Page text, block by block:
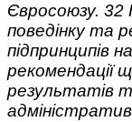
Євросоюзу. 32
поведінку та
підпринципів
рекомендації
результатів